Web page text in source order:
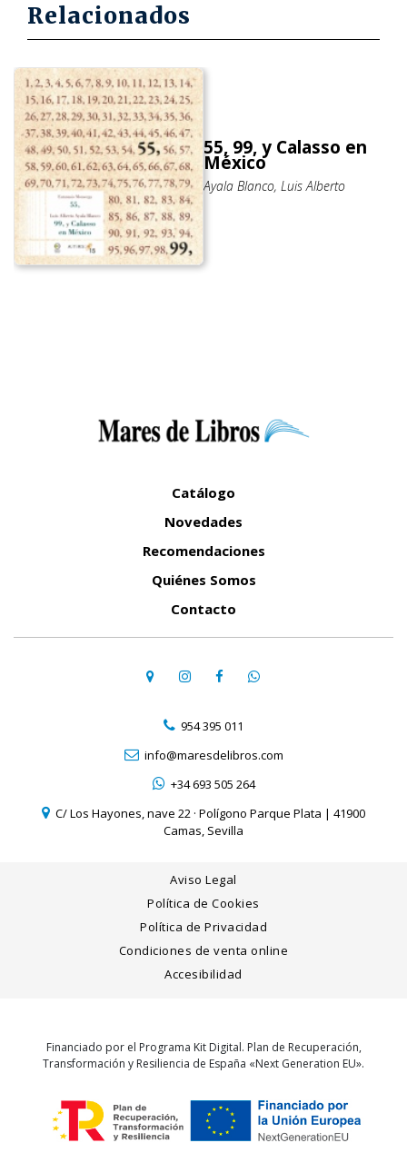
Relacionados
55, 99, y Calasso en
México
Ayala Blanco, Luis Alberto
Catálogo
Novedades
Recomendaciones
Quiénes Somos
Contacto
954 395 011
info@maresdelibros.com
+34 693 505 264
C/ Los Hayones, nave 22 · Polígono Parque Plata | 41900
Camas, Sevilla
Aviso Legal
Política de Cookies
Política de Privacidad
Condiciones de venta online
Accesibilidad
Financiado por el Programa Kit Digital. Plan de Recuperación,
Transformación y Resiliencia de España «Next Generation EU».